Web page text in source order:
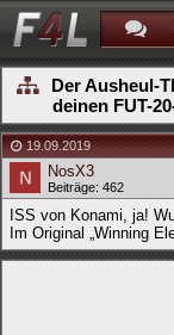
Der Ausheul-
deinen FUT-
19.09.2019
NosX3
Beiträge: 462
ISS von Konami, ja!
Im Original „Winning